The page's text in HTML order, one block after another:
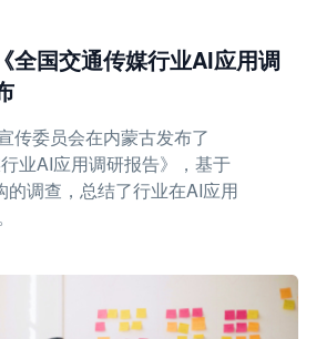
全国交通传媒行业AI应用调
传委员会在内蒙古发布了
业AI应用调研报告》，基于
调查，总结了行业在AI应用